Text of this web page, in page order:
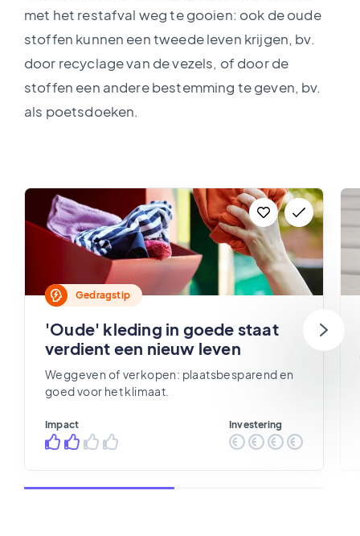
met het restafval weg te gooien: ook de oude
stoffen kunnen een tweede leven krijgen, bv.
door recyclage van de vezels, of door de
stoffen een andere bestemming te geven, bv.
als poetsdoeken.
Gedragstip
'Oude' kleding in goede staat
verdient een nieuw leven
Weggeven of verkopen: plaatsbesparend en
goed voor het klimaat.
Impact Investering